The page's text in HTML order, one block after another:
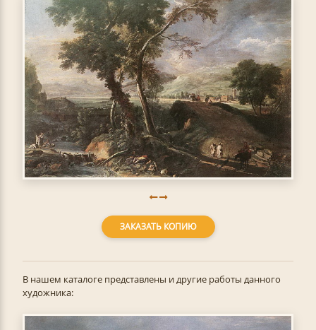
ЗАКАЗАТЬ КОПИЮ
В нашем каталоге представлены и другие работы данного
художника: